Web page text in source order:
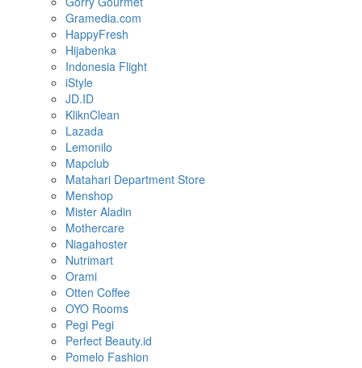
Gramedia.com
HappyFresh
Hijabenka
Indonesia Flight
iStyle
JD.ID
KliknClean
Lazada
Lemonilo
Mapclub
Matahari Department Store
Menshop
Mister Aladin
Mothercare
Niagahoster
Nutrimart
Orami
Otten Coffee
OYO Rooms
Pegi Pegi
Perfect Beauty.id
Pomelo Fashion